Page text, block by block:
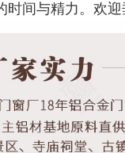
间与精力。欢迎